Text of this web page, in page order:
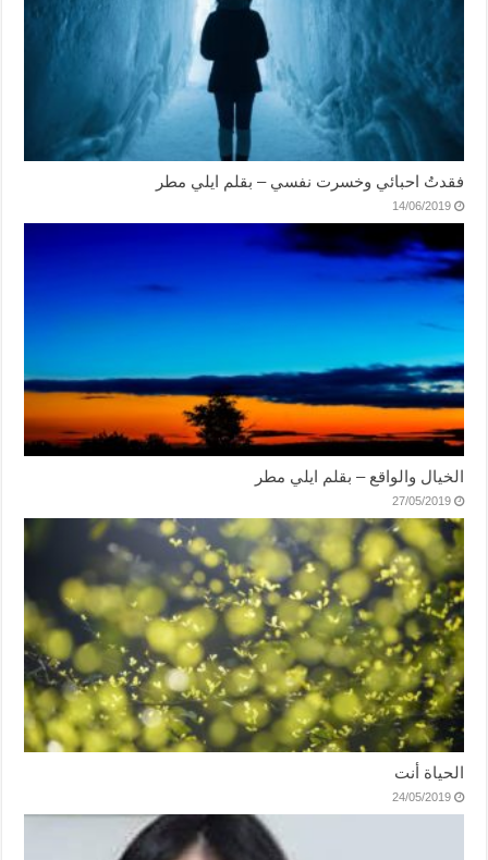
فقدتُ احبائي وخسرت نفسي – بقلم ايلي مطر
14/06/2019
الخيال والواقع – بقلم ايلي مطر
27/05/2019
الحياة أنت
24/05/2019